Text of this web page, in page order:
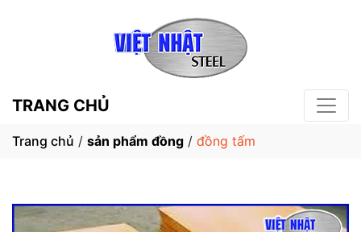
TRANG CHỦ
Trang chủ / sản phẩm đồng / đồng tấm